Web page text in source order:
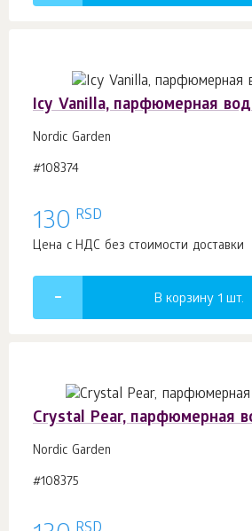
Icy Vanilla, парфюмерная
Nordic Garden
#108374
130 RSD
Цена с НДС без стоимости доставки
В корзину 1 шт.
Crystal Pear, парфюмерная
Nordic Garden
#108375